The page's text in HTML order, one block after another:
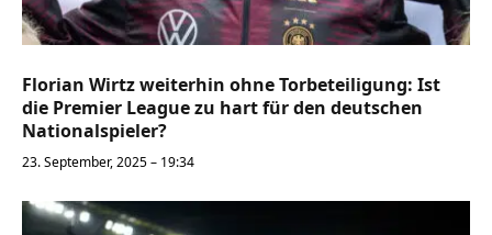
Florian Wirtz weiterhin ohne Torbeteiligung: Ist
die Premier League zu hart für den deutschen
Nationalspieler?
23. September, 2025 – 19:34